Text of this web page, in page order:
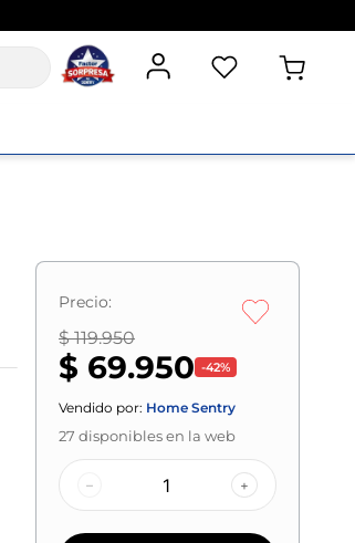
Precio:
$ 119.950
$ 69.950 -42%
Vendido por: Home Sentry
27 disponibles en la web
– +